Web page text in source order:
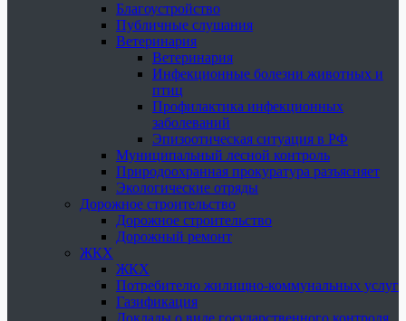
Благоустройство
Публичные слушания
Ветеринария
Ветеринария
Инфекционные болезни животных и
птиц
Профилактика инфекционных
заболеваний
Эпизоотическая ситуация в РФ
Муниципальный лесной контроль
Природоохранная прокуратура разъясняет
Экологические отряды
Дорожное строительство
Дорожное строительство
Дорожный ремонт
ЖКХ
ЖКХ
Потребителю жилищно-коммунальных услуг
Газификация
Доклады о виде государственного контроля